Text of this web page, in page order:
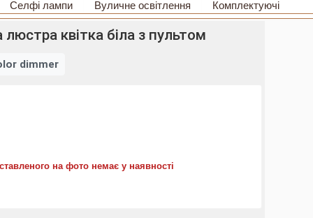
Селфі лампи Вуличне освітлення Комплектуючі
квітка біла з пультом
dimmer
на фото немає у наявності